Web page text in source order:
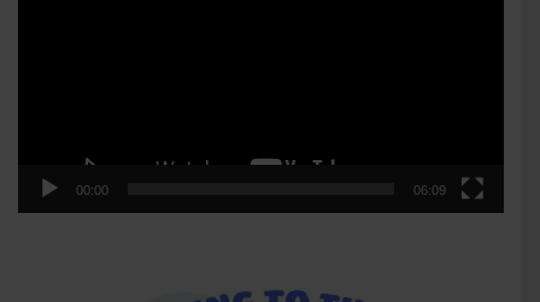
00:00 06:09